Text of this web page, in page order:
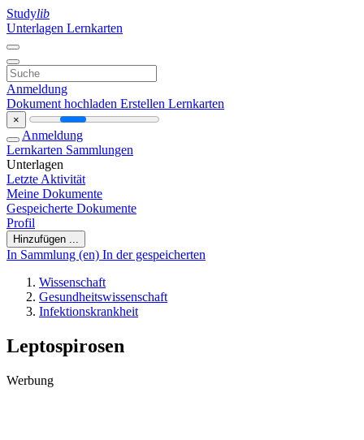
Studylib
Unterlagen Lernkarten
Anmeldung
Dokument hochladen Erstellen Lernkarten
×
Anmeldung
Lernkarten Sammlungen
Unterlagen
Letzte Aktivität
Meine Dokumente
Gespeicherte Dokumente
Profil
Hinzufügen ...
In Sammlung (en) In der gespeicherten
Wissenschaft
Gesundheitswissenschaft
Infektionskrankheit
Leptospirosen
Werbung